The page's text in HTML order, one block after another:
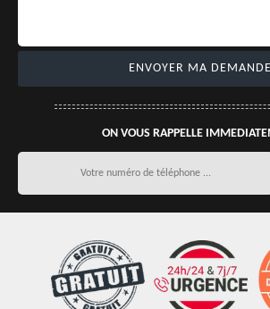
ON VOUS RAPPELLE